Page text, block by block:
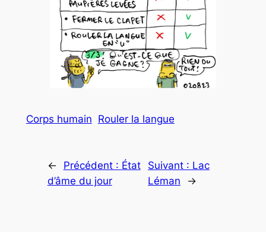
Corps humain Rouler la langue
← Précédent : État
d’âme du jour
Suivant : Lac
Léman
→